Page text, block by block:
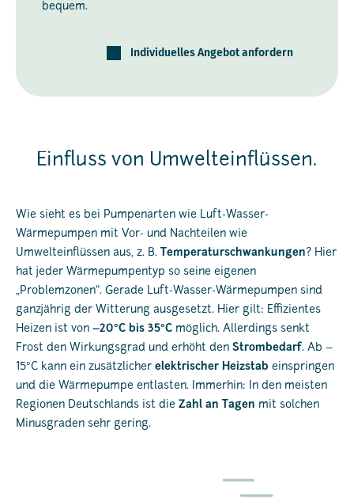
bequem.
Individuelles Angebot anfordern
Einfluss von Umwelteinflüssen.
Wie sieht es bei Pumpenarten wie Luft-Wasser-
Wärmepumpen mit Vor- und Nachteilen wie
Umwelteinflüssen aus, z. B. Temperaturschwankungen? Hier
hat jeder Wärmepumpentyp so seine eigenen
„Problemzonen“. Gerade Luft-Wasser-Wärmepumpen sind
ganzjährig der Witterung ausgesetzt. Hier gilt: Effizientes
Heizen ist von –20°C bis 35°C möglich. Allerdings senkt
Frost den Wirkungsgrad und erhöht den Strombedarf. Ab –
15°C kann ein zusätzlicher elektrischer Heizstab einspringen
und die Wärmepumpe entlasten. Immerhin: In den meisten
Regionen Deutschlands ist die Zahl an Tagen mit solchen
Minusgraden sehr gering.